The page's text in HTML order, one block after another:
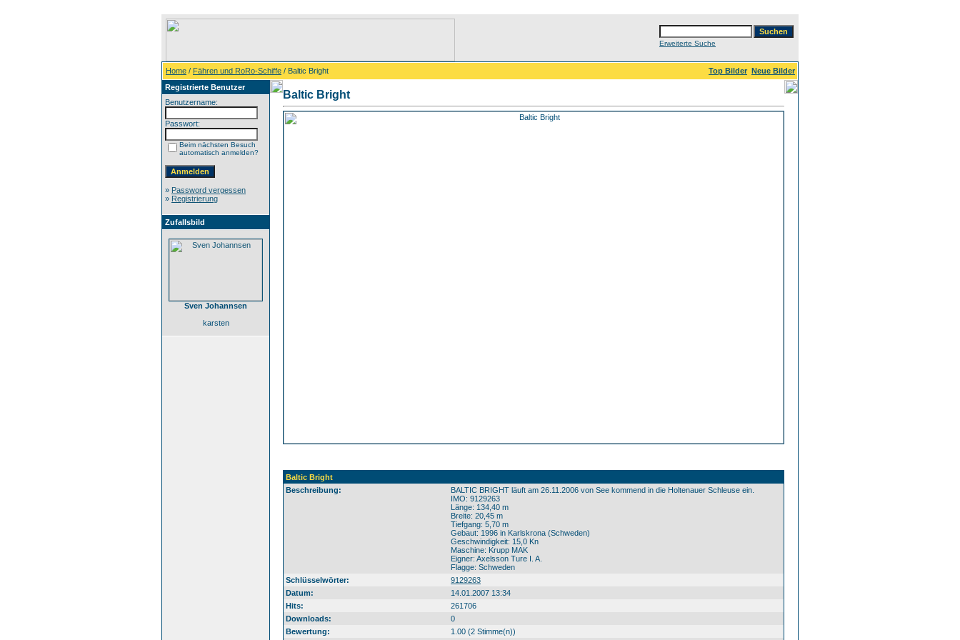
Erweiterte Suche
Home / Fähren und RoRo-Schiffe / Baltic Bright Top Bilder Neue Bilder
Registrierte Benutzer
Benutzername:
Passwort:
Beim nächsten Besuch
automatisch anmelden?
» Password vergessen
» Registrierung
Zufallsbild
Sven Johannsen
karsten
Baltic Bright
Baltic Bright
Beschreibung:
BALTIC BRIGHT läuft am 26.11.2006 von See kommend in die Holtenauer Schleuse ein.
IMO: 9129263
Länge: 134,40 m
Breite: 20,45 m
Tiefgang: 5,70 m
Gebaut: 1996 in Karlskrona (Schweden)
Geschwindigkeit: 15,0 Kn
Maschine: Krupp MAK
Eigner: Axelsson Ture I. A.
Flagge: Schweden
Schlüsselwörter:
9129263
Datum:
14.01.2007 13:34
Hits:
261706
Downloads:
0
Bewertung:
1.00 (2 Stimme(n))